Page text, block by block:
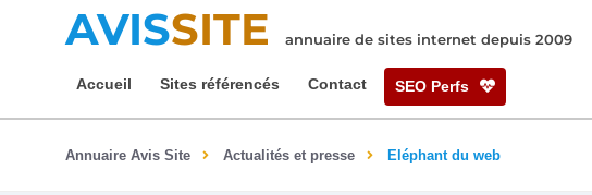
AVISSITE annuaire de sites internet depuis 2009
Accueil Sites référencés Contact SEO Perfs
Annuaire Avis Site Actualités et presse Eléphant du web